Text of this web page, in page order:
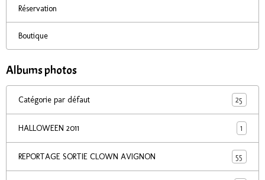
Réservation
Boutique
Albums photos
Catégorie par défaut 25
HALLOWEEN 2011 1
REPORTAGE SORTIE CLOWN AVIGNON 55